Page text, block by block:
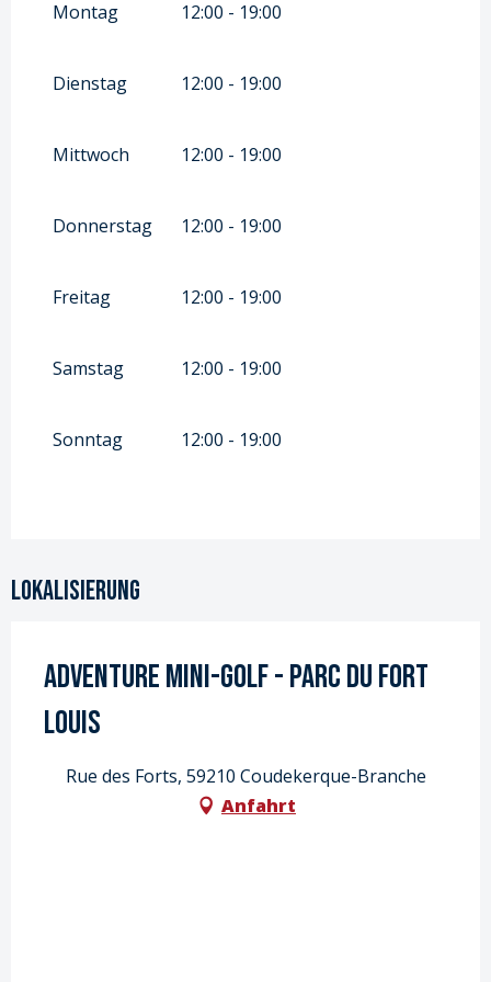
APRIL 2026
2026
1 SEPTEMBER 2026
VOM17 OKTOBER 2026
Montag 12:00 - 19:00
Dienstag 12:00 - 19:00
Mittwoch 12:00 - 19:00
Donnerstag 12:00 - 19:00
Freitag 12:00 - 19:00
Samstag 12:00 - 19:00
Sonntag 12:00 - 19:00
Lokalisierung
Adventure Mini-golf - Parc du Fort
Louis
Rue des Forts, 59210 Coudekerque-Branche
Anfahrt